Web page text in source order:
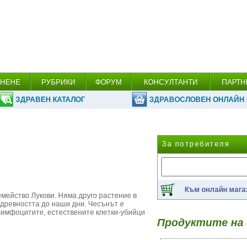
РУБРИКИ ФОРУМ КОНСУЛТАНТИ
ЗДРАВЕН КАТАЛОГ ЗДРАВОСЛОВЕН ОНЛАЙН
Лукови. Няма друго растение в
древността до наши дни. Чесънът е
естествените клетки-убийци
За потребителя
Към онлайн
Продуктите на